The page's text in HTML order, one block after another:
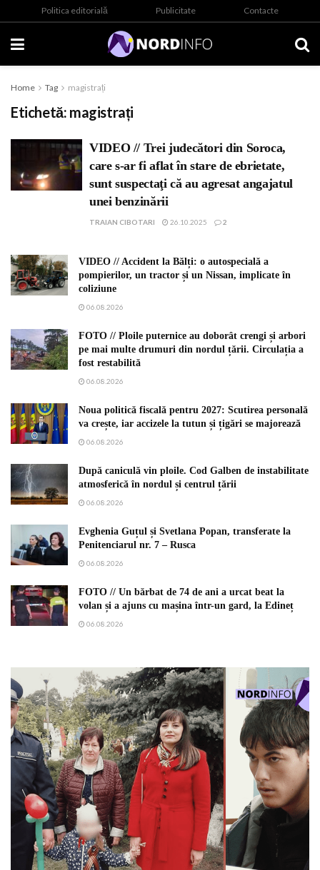
Politica editorială Publicitate Contacte
Home Tag magistrați
Etichetă: magistrați
VIDEO // Trei judecători din Soroca,
care s-ar fi aflat în stare de ebrietate,
sunt suspectaţi că au agresat angajatul
unei benzinării
TRAIAN CIBOTARI 26.10.2025 2
VIDEO // Accident la Bălți: o autospecială a
pompierilor, un tractor și un Nissan, implicate în
coliziune
06.08.2026
FOTO // Ploile puternice au doborât crengi și arbori
pe mai multe drumuri din nordul țării. Circulația a
fost restabilită
06.08.2026
Noua politică fiscală pentru 2027: Scutirea personală
va crește, iar accizele la tutun și țigări se majorează
06.08.2026
După caniculă vin ploile. Cod Galben de instabilitate
atmosferică în nordul și centrul țării
06.08.2026
Evghenia Guțul și Svetlana Popan, transferate la
Penitenciarul nr. 7 – Rusca
06.08.2026
FOTO // Un bărbat de 74 de ani a urcat beat la
volan și a ajuns cu mașina într-un gard, la Edineț
06.08.2026